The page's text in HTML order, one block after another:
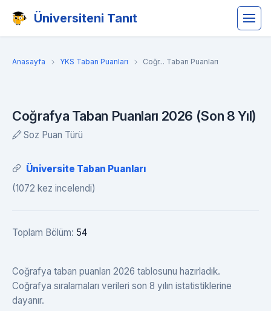
Üniversiteni Tanıt
Anasayfa YKS Taban Puanları Coğr... Taban Puanları
Coğrafya Taban Puanları 2026 (Son 8 Yıl)
Soz Puan Türü
Üniversite Taban Puanları
(1072 kez incelendi)
Toplam Bölüm: 54
Coğrafya taban puanları 2026 tablosunu hazırladık.
Coğrafya sıralamaları verileri son 8 yılın istatistiklerine
dayanır.